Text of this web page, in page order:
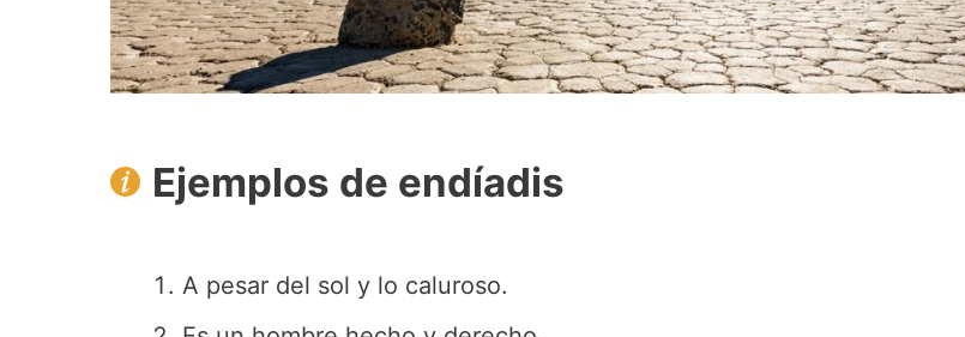
Ejemplos de endíadis
A pesar del sol y lo caluroso.